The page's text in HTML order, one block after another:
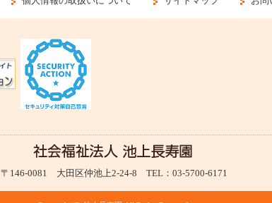
〒146-0081 大田区仲池上2-24-8 TEL：03-5700-6171